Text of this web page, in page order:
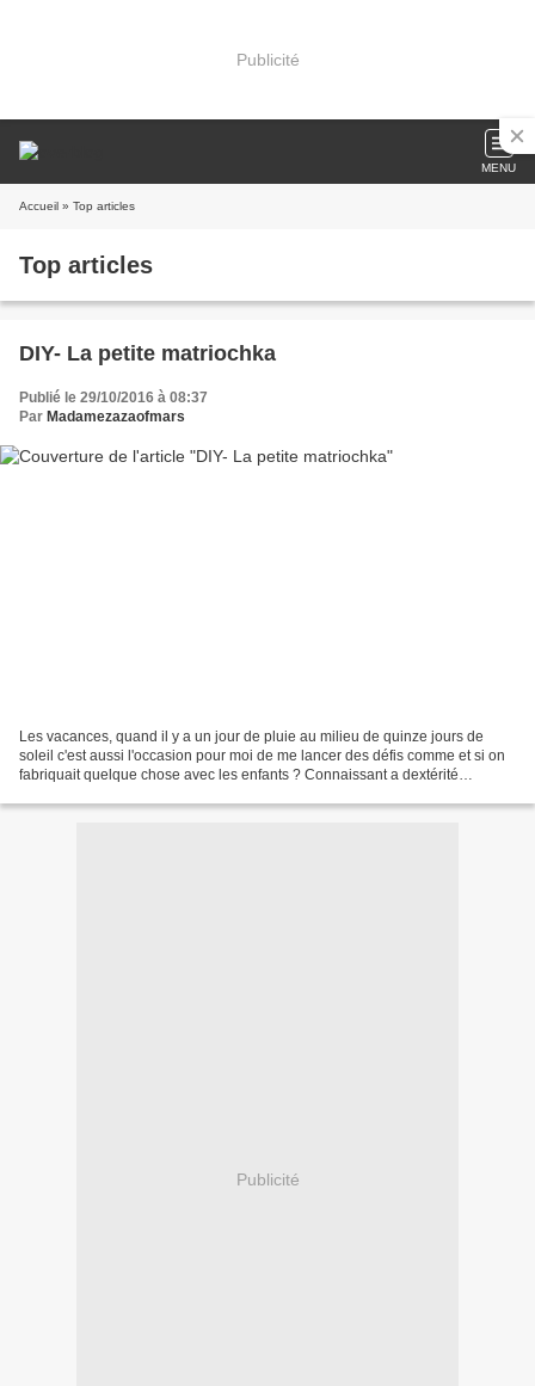
Publicité
MENU
Accueil » Top articles
Top articles
DIY- La petite matriochka
Publié le 29/10/2016 à 08:37
Par Madamezazaofmars
Les vacances, quand il y a un jour de pluie au milieu de quinze jours de
soleil c'est aussi l'occasion pour moi de me lancer des défis comme et si on
fabriquait quelque chose avec les enfants ? Connaissant a dextérité
Publicité